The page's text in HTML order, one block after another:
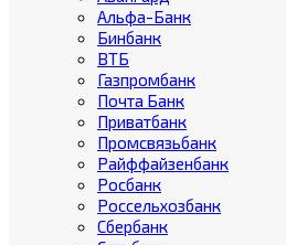
Альфа-Банк
Бинбанк
ВТБ
Газпромбанк
Почта Банк
Приватбанк
Промсвязьбанк
Райффайзенбанк
Росбанк
Россельхозбанк
Сбербанк